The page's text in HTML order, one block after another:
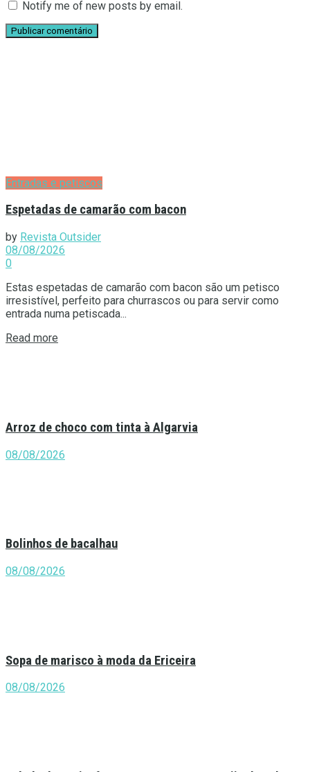
Notify me of new posts by email.
Entradas e petiscos
Espetadas de camarão com bacon
by Revista Outsider
08/08/2026
0
Estas espetadas de camarão com bacon são um petisco
irresistível, perfeito para churrascos ou para servir como
entrada numa petiscada...
Read more
Arroz de choco com tinta à Algarvia
08/08/2026
Bolinhos de bacalhau
08/08/2026
Sopa de marisco à moda da Ericeira
08/08/2026